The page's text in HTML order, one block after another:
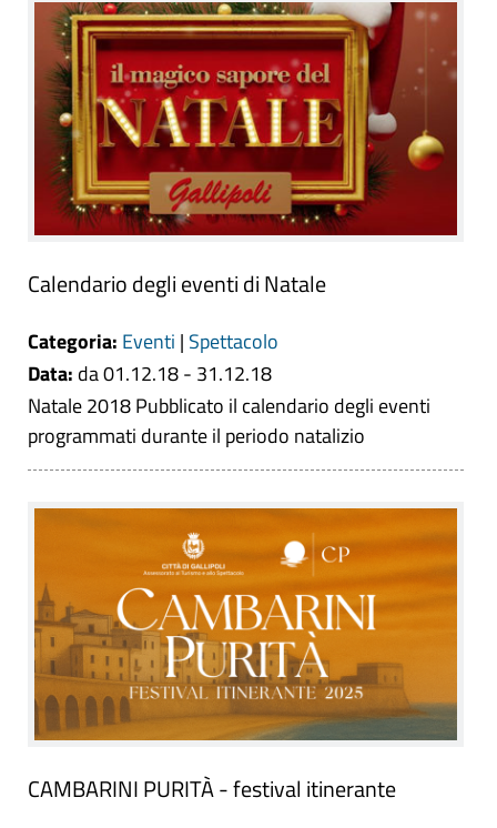
Calendario degli eventi di Natale
Categoria: Eventi | Spettacolo
Data: da 01.12.18 - 31.12.18
Natale 2018 Pubblicato il calendario degli eventi
programmati durante il periodo natalizio
CAMBARINI PURITÀ - festival itinerante